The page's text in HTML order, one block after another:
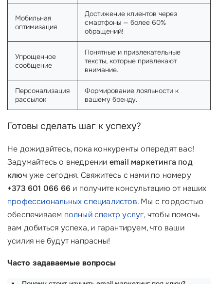
Мобильная
оптимизация
Достижение клиентов через
смартфоны — более 60%
обращений!
Упрощенное
сообщение
Понятные и привлекательные
тексты, которые привлекают
внимание.
Персонализация
рассылок
Формирование лояльности к
вашему бренду.
Готовы сделать шаг к успеху?
Не дожидайтесь, пока конкуренты опередят вас!
Задумайтесь о внедрении email маркетинга под
ключ уже сегодня. Свяжитесь с нами по номеру
+373 601 066 66 и получите консультацию от наших
профессиональных специалистов. Мы с гордостью
обеспечиваем полный спектр услуг, чтобы помочь
вам добиться успеха, и гарантируем, что ваши
усилия не будут напрасны!
Часто задаваемые вопросы